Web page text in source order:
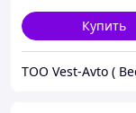
Купить